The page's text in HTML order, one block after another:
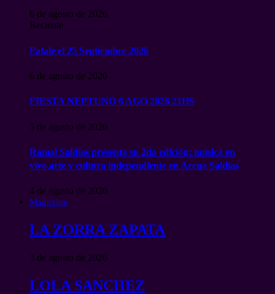
6 de agosto de 2026
Reciente
Fatale el 25 Septiembre 2026
6 de agosto de 2026
FIESTA NEPTUNO 6 AGO 2026 21HS
5 de agosto de 2026
Ramal Saldías presenta su 2da edición: música en
vivo,arte y cultura independiente en Arena Saldías
4 de agosto de 2026
Magazine
LA ZORRA ZAPATA
3 de agosto de 2026
LOLA SANCHEZ